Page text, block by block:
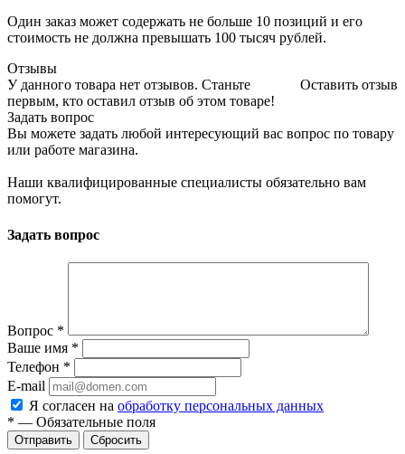
Один заказ может содержать не больше 10 позиций и его
стоимость не должна превышать 100 тысяч рублей.
Отзывы
Оставить отзыв
У данного товара нет отзывов. Станьте
первым, кто оставил отзыв об этом товаре!
Задать вопрос
Вы можете задать любой интересующий вас вопрос по товару
или работе магазина.
Наши квалифицированные специалисты обязательно вам
помогут.
Задать вопрос
Вопрос *
Ваше имя *
Телефон *
E-mail
Я согласен на обработку персональных данных
* — Обязательные поля
Отправить Сбросить